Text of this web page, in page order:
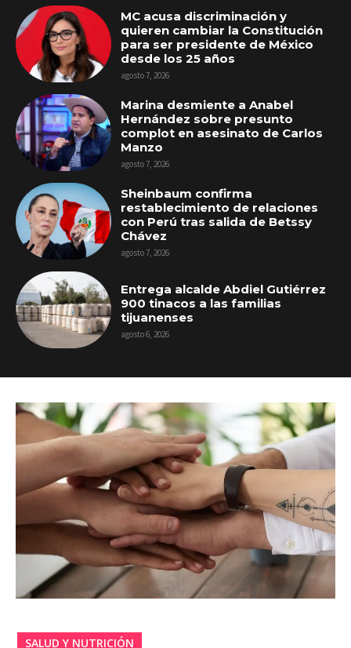
MC acusa discriminación y
quieren cambiar la Constitución
para ser presidente de México
desde los 25 años
agosto 7, 2026
Marina desmiente a Anabel
Hernández sobre presunto
complot en asesinato de Carlos
Manzo
agosto 7, 2026
Sheinbaum confirma
restablecimiento de relaciones
con Perú tras salida de Betssy
Chávez
agosto 7, 2026
Entrega alcalde Abdiel Gutiérrez
900 tinacos a las familias
tijuanenses
agosto 6, 2026